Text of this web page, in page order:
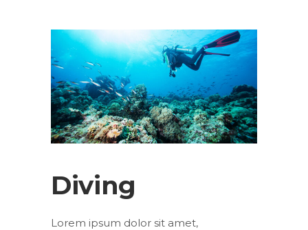
Diving
Lorem ipsum dolor sit amet,